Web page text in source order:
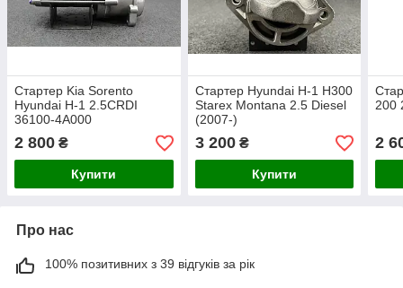
Стартер Kia Sorento
Hyundai H-1 2.5CRDI
36100-4A000
2 800 ₴
Купити
Стартер Hyundai H-1 H300
Starex Montana 2.5 Diesel
(2007-)
3 200₴
Купити
200
2
Про нас
100% позитивних з 39 відгуків за рік